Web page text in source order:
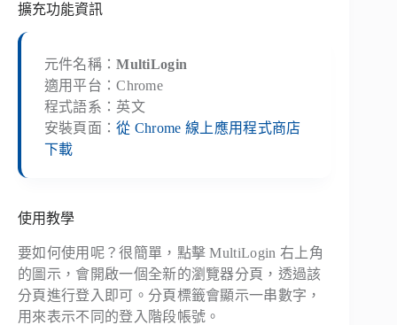
擴充功能資訊
元件名稱：MultiLogin
適用平台：Chrome
程式語系：英文
安裝頁面：從 Chrome 線上應用程式商店
下載
使用教學
要如何使用呢？很簡單，點擊 MultiLogin 右上角
的圖示，會開啟一個全新的瀏覽器分頁，透過該
分頁進行登入即可。分頁標籤會顯示一串數字，
用來表示不同的登入階段帳號。